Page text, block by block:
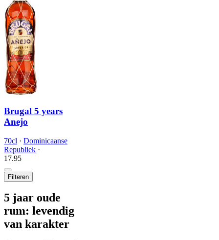
Brugal 5 years
Anejo
70cl · Dominicaanse
Republiek ·
17.95
Filteren
5 jaar oude
rum: levendig
van karakter